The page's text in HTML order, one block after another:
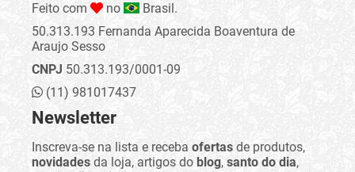
Feito com no
Brasil.
50.313.193 Fernanda Aparecida Boaventura de
Araujo Sesso
CNPJ50.313.193/0001-09
(11) 981017437
Newsletter
Inscreva-se na lista e receba ofertas de produtos,
novidades da loja, artigos do blog, santo do dia,